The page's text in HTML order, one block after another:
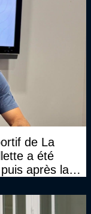
de La
a été
après la